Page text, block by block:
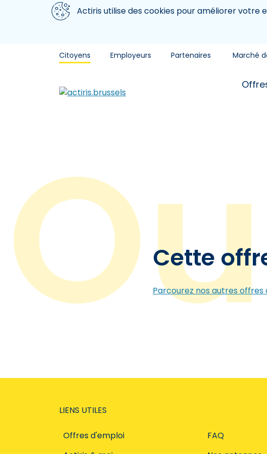
Aller au contenu principal
Nous utilisons des cookiesActiris utilise des cookies pour améliorer votre
Citoyens Employeurs Partenaires Marché
Cette
Parcourez nos autres offres
LIENS UTILES
Offres d'emploi
FAQ